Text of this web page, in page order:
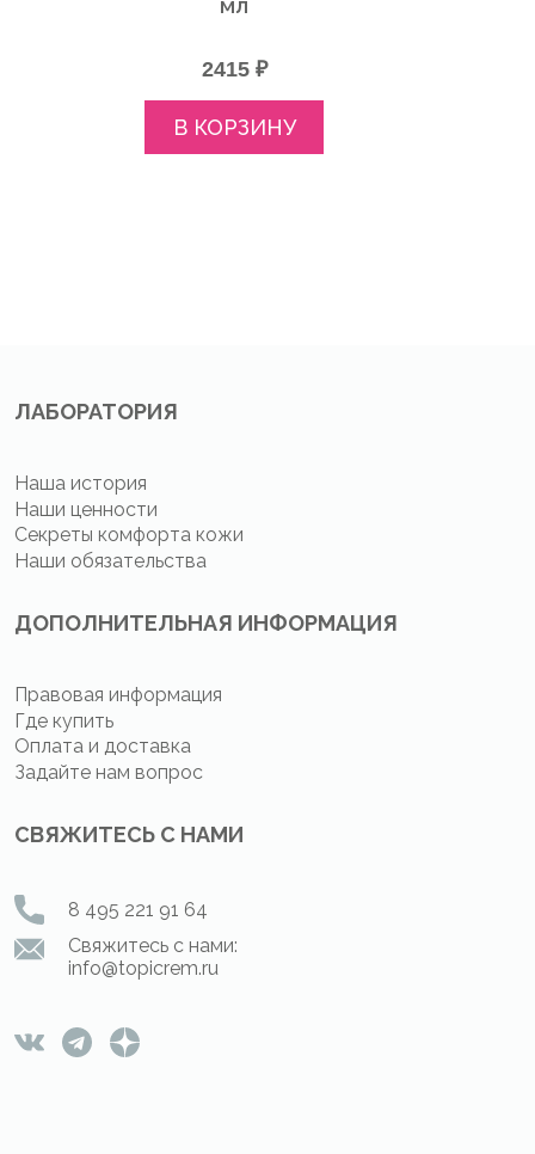
мл
2415 ₽
В КОРЗИНУ
ЛАБОРАТОРИЯ
Наша история
Наши ценности
Секреты комфорта кожи
Наши обязательства
ДОПОЛНИТЕЛЬНАЯ ИНФОРМАЦИЯ
Правовая информация
Где купить
Оплата и доставка
Задайте нам вопрос
СВЯЖИТЕСЬ С НАМИ
8 495 221 91 64
Свяжитесь с нами:
info@topicrem.ru